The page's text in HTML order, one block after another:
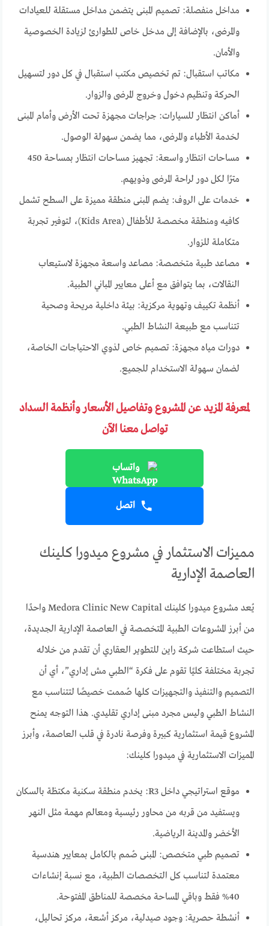
مداخل منفصلة: تصميم المبنى يتضمن مداخل مستقلة للعيادات
والمرضى، بالإضافة إلى مدخل خاص للطوارئ لزيادة الخصوصية
والأمان.
مكاتب استقبال: تم تخصيص مكتب استقبال في كل دور لتسهيل
الحركة وتنظيم دخول وخروج المرضى والزوار.
أماكن انتظار للسيارات: جراجات مجهزة تحت الأرض وأمام المبنى
لخدمة الأطباء والمرضى، مما يضمن سهولة الوصول.
مساحات انتظار واسعة: تجهيز مساحات انتظار بمساحة 450
مترًا لكل دور لراحة المرضى وذويهم.
خدمات على الروف: يضم المبنى منطقة مميزة على السطح تشمل
كافيه ومنطقة مخصصة للأطفال (Kids Area)، لتوفير تجربة
متكاملة للزوار.
مصاعد طبية متخصصة: مصاعد واسعة مجهزة لاستيعاب
النقالات، بما يتوافق مع أعلى معايير المباني الطبية.
أنظمة تكييف وتهوية مركزية: بيئة داخلية مريحة وصحية
تتناسب مع طبيعة النشاط الطبي.
دورات مياه مجهزة: تصميم خاص لذوي الاحتياجات الخاصة،
لضمان سهولة الاستخدام للجميع.
لمعرفة المزيد عن المشروع وتفاصيل الأسعار وأنظمة السداد
تواصل معنا الآن
واتساب
اتصل
مميزات الاستثمار في مشروع ميدورا كلينك
العاصمة الإدارية
يُعد مشروع ميدورا كلينك Medora Clinic New Capital واحدًا
من أبرز المشروعات الطبية المتخصصة في العاصمة الإدارية الجديدة،
حيث استطاعت شركة راين للتطوير العقاري أن تقدم من خلاله
تجربة مختلفة كليًا تقوم على فكرة “الطبي مش إداري”، أي أن
التصميم والتنفيذ والتجهيزات كلها صُممت خصيصًا لتتناسب مع
النشاط الطبي وليس مجرد مبنى إداري تقليدي. هذا التوجه يمنح
المشروع قيمة استثمارية كبيرة وفرصة نادرة في قلب العاصمة، وأبرز
المميزات الاستثمارية في ميدورا كلينك:
موقع استراتيجي داخل R3: يخدم منطقة سكنية مكتظة بالسكان
ويستفيد من قربه من محاور رئيسية ومعالم مهمة مثل النهر
الأخضر والمدينة الرياضية.
تصميم طبي متخصص: المبنى صُمم بالكامل بمعايير هندسية
معتمدة لتناسب كل التخصصات الطبية، مع نسبة إنشاءات
40% فقط وباقي المساحة مخصصة للمناطق المفتوحة.
أنشطة حصرية: وجود صيدلية، مركز أشعة، مركز تحاليل،